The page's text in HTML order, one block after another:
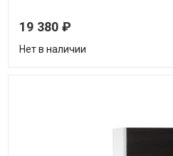
19 380 ₽
Нет в наличии